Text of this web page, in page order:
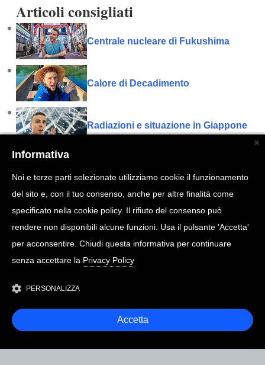
Articoli consigliati
Centrale nucleare di Fukushima
Calore di Decadimento
Radiazioni e situazione in Giappone
Cosa portare in piscina
Risparmiare sul riscaldamento
Informativa
Noi e terze parti selezionate utilizziamo cookie il funzionamento
del sito e, con il tuo consenso, anche per altre finalità come
specificato nella cookie policy. Il rifiuto del consenso può
rendere non disponibili alcune funzioni. Usa il pulsante 'Accetta'
per acconsentire. Chiudi questa informativa per continuare
senza accettare la Privacy Policy
PERSONALIZZA
Accetta